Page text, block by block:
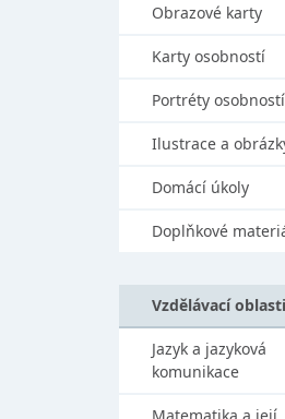
Obrazové karty
Karty osobností
Portréty osobností
Ilustrace a
Domácí úkoly
Doplňkové
Vzdělávací oblasti
Jazyk a jazyková
komunikace